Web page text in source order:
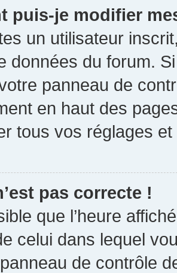
puis-je modifier
un utilisateur
données du forum.
panneau de
en haut des
tous vos réglages
pas correcte !
que l’heure
celui dans lequel
de contrôle